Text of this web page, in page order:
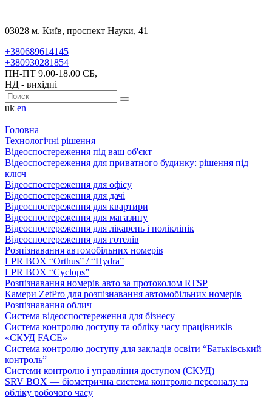
03028 м. Київ, проспект Науки, 41
+380689614145
+380930281854
ПН-ПТ 9.00-18.00 СБ,
НД - вихідні
uk en
Головна
Технологічні рішення
Відеоспостереження під ваш об'єкт
Відеоспостереження для приватного будинку: рішення під
ключ
Відеоспостереження для офісу
Відеоспостереження для дачі
Відеоспостереження для квартири
Відеоспостереження для магазину
Відеоспостереження для лікарень і поліклінік
Відеоспостереження для готелів
Розпізнавання автомобільних номерів
LPR BOX “Orthus” / “Hydra”
LPR BOX “Cyclops”
Розпізнавання номерів авто за протоколом RTSP
Камери ZetPro для розпізнавання автомобільних номерів
Розпізнавання облич
Система відеоспостереження для бізнесу
Система контролю доступу та обліку часу працівників —
«СКУД FACE»
Система контролю доступу для закладів освіти “Батьківський
контроль”
Системи контролю і управління доступом (СКУД)
SRV BOX — біометрична система контролю персоналу та
обліку робочого часу